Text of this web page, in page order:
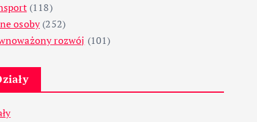
(118)
osoby(252)
rozwój (101)